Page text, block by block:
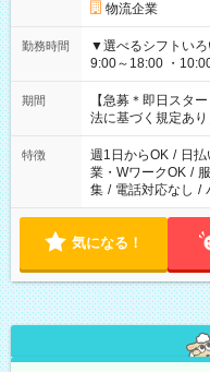
物流企業
勤務時間
▼選べるシフトい
9:00～18:00 ・
・22:00～翌6:00 など 上記以外の時間で相談可能な
あなたの希望を教
期間
【急募＊即日スタ
法に基づく規定あり
特徴 週1日からOK / 日
業・WワークOK /
集 / 電話対応なし /
気になる！